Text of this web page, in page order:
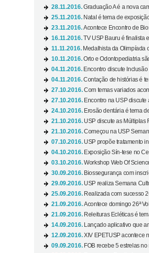
28.11.2016.Graduação A é a nova
25.11.2016. Natal é tema de
23.11.2016.Acontece Encontro de
16.11.2016.TV USP Bauru é finalista
11.11.2016. Medalhista da Olimpíada
10.11.2016.Orto e Odontopediatria
04.11.2016. Encontro discute
04.11.2016.Contação de histórias é
27.10.2016.Com temas variados
27.10.2016. Encontro na USP discute
24.10.2016. Erosão dentária é tema
21.10.2016. USP discute as Múltiplas
21.10.2016.Começou na USP
07.10.2016. USP propõe tratamento
04.10.2016. Exposição Sín-tese no
03.10.2016.Workshop Web Of
30.09.2016. Biossegurança com
29.09.2016. USP realiza Semana
25.09.2016. Realizada com sucesso
21.09.2016.Acontece domingo 26ª
21.09.2016. Releituras Ecléticas é
14.09.2016.
Lançado aplicativo que
12.09.2016.XIV EPETUSP acontece
09.09.2016. FOB recebe 5 estrelas